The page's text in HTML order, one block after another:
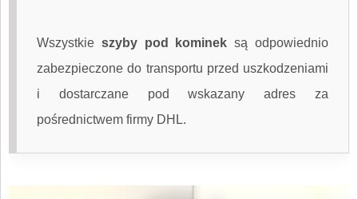
Wszystkie szyby pod kominek są odpowiednio
zabezpieczone do transportu przed uszkodzeniami
i dostarczane pod wskazany adres za
pośrednictwem firmy DHL.